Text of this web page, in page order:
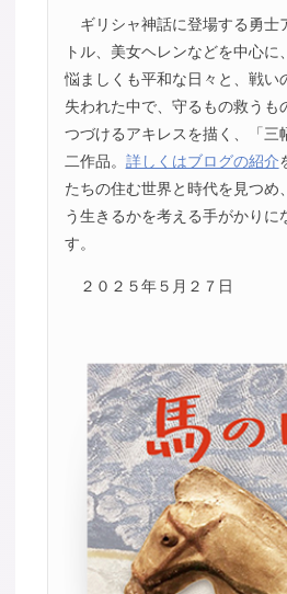
ギリシャ神話に登場する勇士
トル、美女ヘレンなどを中心に
悩ましくも平和な日々と、戦い
失われた中で、守るもの救うも
つづけるアキレスを描く、「三
二作品。 詳しくはブログの紹介
たちの住む世界と時代を見つめ
う生きるかを考える手がかりに
す。
２０２５年５月２７日